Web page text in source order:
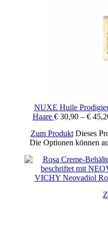
NUXE Huile
Haare € 30,90 – €
Zum Produkt Dieses
Die Optionen können
VICHY Neovadiol